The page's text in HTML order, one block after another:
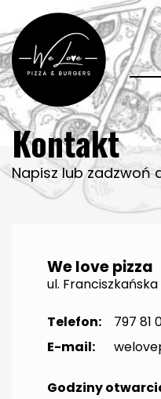
Kontakt
Napisz lub zadzwoń
We love pizza
ul. Franciszkańska
Telefon:
797 81
E-mail:
Godziny